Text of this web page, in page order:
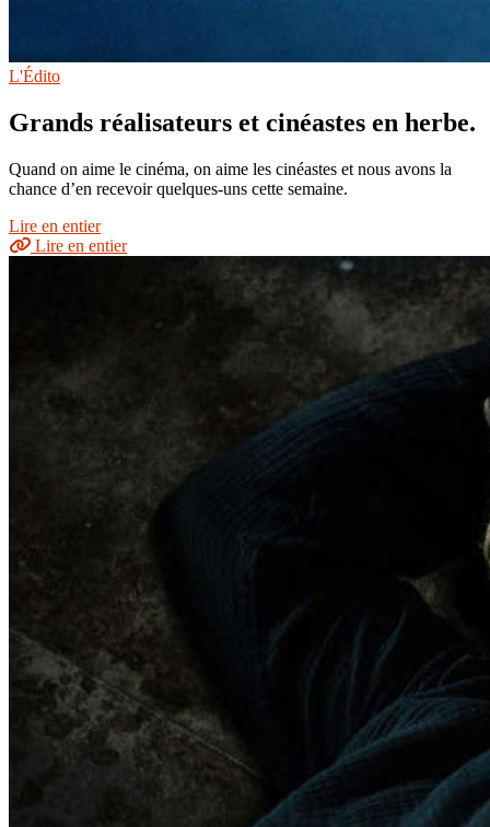
L'Édito
Grands réalisateurs et cinéastes en herbe.
Quand on aime le cinéma, on aime les cinéastes et nous avons la
chance d’en recevoir quelques-uns cette semaine.
Lire en entier
Lire en entier